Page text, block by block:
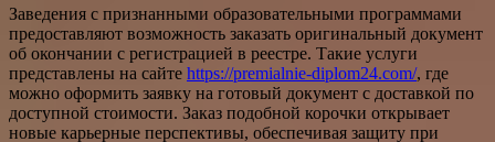
Заведения с признанными образовательными программами
предоставляют возможность заказать оригинальный документ
об окончании с регистрацией в реестре. Такие услуги
представлены на сайте https://premialnie-diplom24.com/, где
можно оформить заявку на готовый документ с доставкой по
доступной стоимости. Заказ подобной корочки открывает
новые карьерные перспективы, обеспечивая защиту при